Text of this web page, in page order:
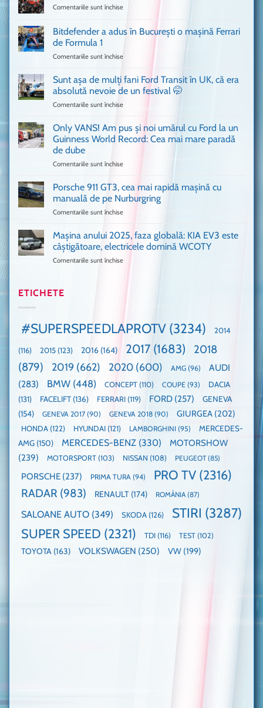
Comentariile sunt închise
Ferrari
cum
văzut
Bitdefender a adus în București o mașină Ferrari
de Formula 1
Comentariile sunt închise
Bitdefender
a
în
mașină
Ferrari
Sunt așa de mulți fani Ford Transit în UK, că era
absolută nevoie de un festival 🤭
Comentariile sunt închise
așa
mulți
în
UK,
nevoie
de
Only VANS! Am pus și noi umărul cu Ford la un
Guinness World Record: Cea mai mare paradă
de dube
Comentariile sunt închise
VANS!
Am
pus
umărul
cu
mai
mare
paradă
de
dube
Porsche 911 GT3, cea mai rapidă mașină cu
manuală de pe Nurburgring
Comentariile sunt închise
911
GT3,
cea
pe
Nurburgring
Mașina anului 2025, faza globală: KIA EV3 este
câștigătoare, electricele domină WCOTY
Comentariile sunt închise
EV3
câștigătoare,
domină
WCOTY
ETICHETE
#SUPERSPEEDLAPROTV (3234) 2014
(116) 2015 (123) 2016 (164) 2017 (1683)
2018
(879)
2019 (662) 2020 (600) AMG (96)
AUDI
(283)
BMW (448) CONCEPT (110) COUPE (93)
DACIA
(131)
FACELIFT (136) FERRARI (119) FORD (257)
GENEVA
(154)
GENEVA 2017 (90) GENEVA 2018 (90) GIURGEA (202)
HONDA (122) HYUNDAI (121) LAMBORGHINI (95)
MERCEDES-
AMG (150) MERCEDES-BENZ (330)
MOTORSHOW
(239)
MOTORSPORT (103) NISSAN (108) PEUGEOT(85)
PORSCHE (237) PRIMA TURA (94) PRO TV (2316)
RADAR (983) RENAULT (174) ROMÂNIA (87)
SALOANE AUTO (349) SKODA (126) STIRI (3287)
SUPER SPEED (2321) TDI (116) TEST (102)
TOYOTA (163) VOLKSWAGEN (250) VW (199)